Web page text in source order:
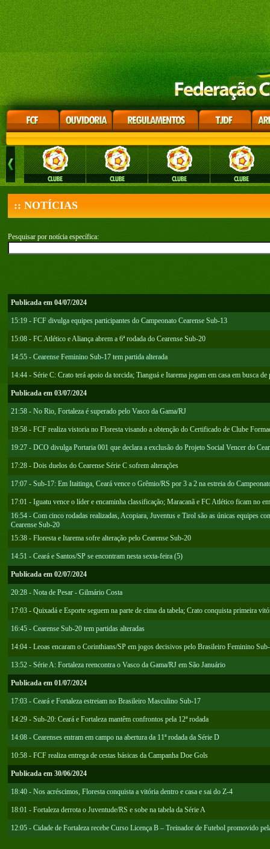
:: NOTÍCIAS
Pesquisar por notícia específica:
Publicada em 04/07/2024
15:19 - FCF divulga equipes participantes do Campeonato Cearense Sub-13
15:08 - FC Atlético e Aliança abrem a 6ª rodada do Cearense Sub-20
14:55 - Cearense Feminino Sub-17 tem partida alterada
14:44 - Série C: Crato terá apoio da torcida; Tianguá e Itarema jogam em casa em busca
Publicada em 03/07/2024
21:58 - No Rio, Fortaleza é superado pelo Vasco da Gama/RJ
19:58 - FCF realiza vistoria no Floresta visando a obtenção do Certificado de Clube
19:27 - DCO divulga Portaria 001 que declara a exclusão do Projeto Social Vencer do
17:28 - Dois duelos do Cearense Série C sofrem alterações
17:07 - Sub-17: Em Itaitinga, Ceará vence o Grêmio/RS por 3 a 2 na estreia do
17:01 - Iguatu vence o líder e encaminha classificação; Maracanã e FC Atlético ficam no
16:54 - Com cinco rodadas realizadas, Acopiara, Juventus e Tirol são as únicas equipes
Cearense Sub-20
15:38 - Floresta e Itarema sofre alteração pelo Cearense Sub-20
14:51 - Ceará e Santos/SP se encontram nesta sexta-feira (5)
Publicada em 02/07/2024
20:28 - Nota de Pesar - Gilmário Costa
17:03 - Quixadá e Esporte seguem na parte de cima da tabela; Crato conquista primeira
16:45 - Cearense Sub-20 tem partidas alteradas
14:04 - Leoas encaram o Corinthians/SP em jogos decisivos pelo Brasileiro Feminino
13:52 - Série A: Fortaleza reencontra o Vasco da Gama/RJ em São Januário
Publicada em 01/07/2024
17:03 - Ceará e Fortaleza estreiam no Brasileiro Masculino Sub-17
14:29 - Sub-20: Ceará e Fortaleza mantêm confrontos pela 12ª rodada
14:08 - Cearenses entram em campo na abertura da 11ª rodada da Série D
10:58 - FCF realiza entrega de cestas básicas da Campanha Doe Gols
Publicada em 30/06/2024
18:40 - Nos acréscimos, Floresta conquista a vitória dentro e casa e sai do Z-4
18:01 - Fortaleza derrota o Juventude/RS e sobe na tabela da Série A
12:05 - Cidade de Fortaleza recebe Curso Licença B – Treinador de Futebol promovido